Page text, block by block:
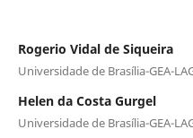
Rogerio Vidal de Siqueira
Universidade de Brasília-GEA-
Helen da Costa Gurgel
Universidade de Brasília-GEA-